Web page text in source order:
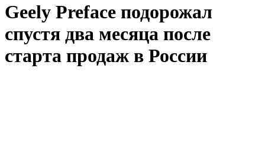
Geely Preface подорожал
спустя два месяца после
старта продаж в России